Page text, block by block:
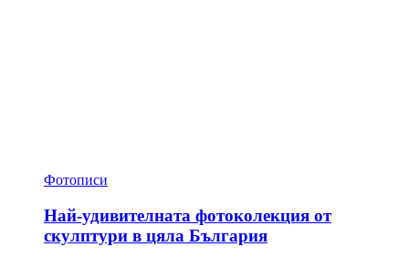
Фотописи
Най-удивителната фотоколекция от
скулптури в цяла България